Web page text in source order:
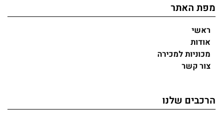
מפת האתר
ראשי
אודות
מכוניות למכירה
צור קשר
הרכבים שלנו